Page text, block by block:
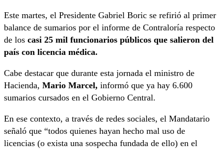
Este martes, el Presidente Gabriel Boric se refirió al primer
balance de sumarios por el informe de Contraloría respecto
de los casi 25 mil funcionarios públicos que salieron del
país con licencia médica.
Cabe destacar que durante esta jornada el ministro de
Hacienda, Mario Marcel, informó que ya hay 6.600
sumarios cursados en el Gobierno Central.
En ese contexto, a través de redes sociales, el Mandatario
señaló que “todos quienes hayan hecho mal uso de
licencias (o exista una sospecha fundada de ello) en el